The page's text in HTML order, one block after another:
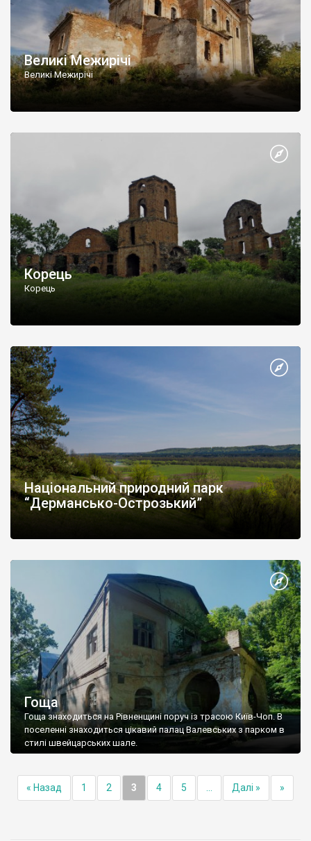
Великі Межирічі
Великі Межирічі
Корець
Корець
Національний природний парк
“Дермансько-Острозький”
Гоща
Гоща знаходиться на Рівненщині поруч із трасою Київ-Чоп. В
поселенні знаходиться цікавий палац Валевських з парком в
стилі швейцарських шале.
« Назад 1 2 3 4 5 Далі » »